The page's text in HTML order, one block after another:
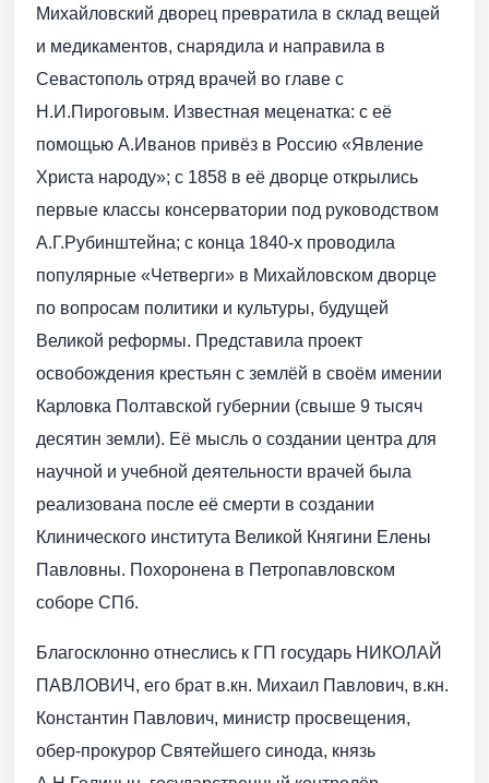
Михайловский дворец превратила в склад вещей
и медикаментов, снарядила и направила в
Севастополь отряд врачей во главе с
Н.И.Пироговым. Известная меценатка: с её
помощью А.Иванов привёз в Россию «Явление
Христа народу»; с 1858 в её дворце открылись
первые классы консерватории под руководством
А.Г.Рубинштейна; с конца 1840-х проводила
популярные «Четверги» в Михайловском дворце
по вопросам политики и культуры, будущей
Великой реформы. Представила проект
освобождения крестьян с землёй в своём имении
Карловка Полтавской губернии (свыше 9 тысяч
десятин земли). Её мысль о создании центра для
научной и учебной деятельности врачей была
реализована после её смерти в создании
Клинического института Великой Княгини Елены
Павловны. Похоронена в Петропавловском
соборе СПб.
Благосклонно отнеслись к ГП государь НИКОЛАЙ
ПАВЛОВИЧ, его брат в.кн. Михаил Павлович, в.кн.
Константин Павлович, министр просвещения,
обер-прокурор Святейшего синода, князь